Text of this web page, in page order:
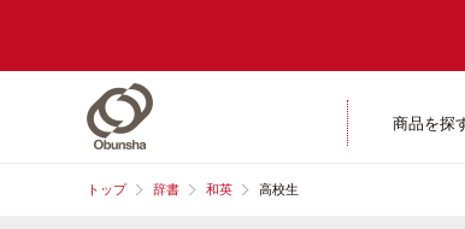
商品を探
トップ 辞書 和英 高校生